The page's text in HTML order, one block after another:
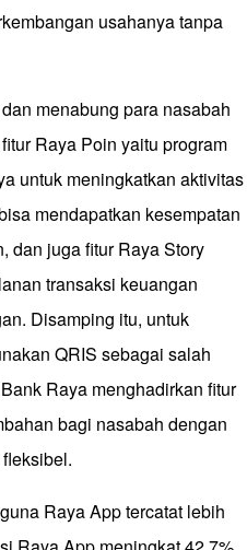
usahanya tanpa
menabung para nasabah
Raya Poin yaitu program
untuk meningkatkan aktivitas
mendapatkan kesempatan
dan juga fitur Raya Story
transaksi keuangan
Disamping itu, untuk
QRIS sebagai salah
Raya menghadirkan fitur
bagi nasabah dengan
Raya App tercatat lebih